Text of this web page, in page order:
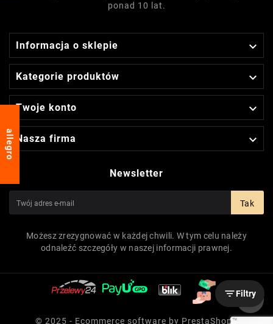
Filtry
ponad 10 lat.
Informacja o sklepie 
Kategorie produktów 
Twoje konto 
Nasza firma 
Newsletter
Tak
Możesz zrezygnować w każdej chwili. W tym celu należy
odnaleźć szczegóły w naszej informacji prawnej.
© 2025 - Ecommerce software by PrestaShop™
allegro